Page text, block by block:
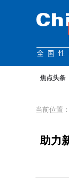
焦点头条
当前位置：
助力